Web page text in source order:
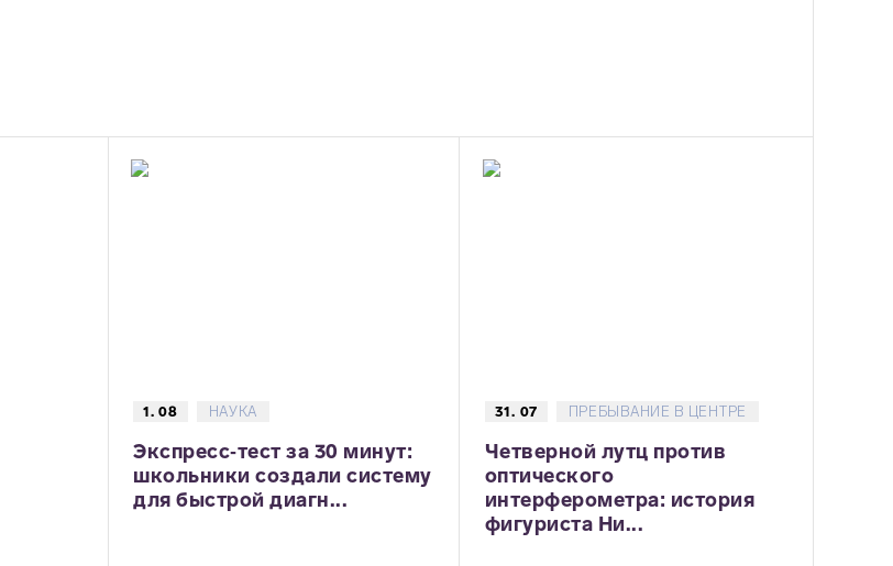
1. 08 НАУКА
Экспресс‑тест за 30 минут:
школьники создали систему
для быстрой диагн...
31. 07 ПРЕБЫВАНИЕ В ЦЕНТРЕ
Четверной лутц против
оптического
интерферометра: история
фигуриста Ни...